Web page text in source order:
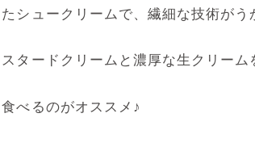
シュークリームで、繊細な技術がう
タードクリームと濃厚な生クリーム
べるのがオススメ♪